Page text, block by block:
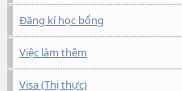
Đăng kí học bổng
Việc làm thêm
Visa (Thị thực)